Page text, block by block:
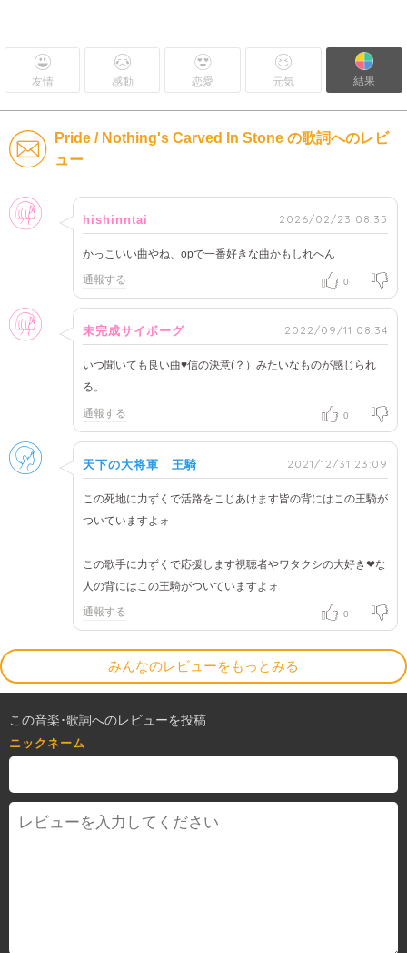
友情 感動 恋愛 元気 結果
Pride / Nothing's Carved In Stone の歌詞へのレビ
ュー
女性
hishinntai 2026/02/23 08:35
かっこいい曲やね、opで一番好きな曲かもしれへん
通報する 0
女性
未完成サイボーグ 2022/09/11 08:34
いつ聞いても良い曲♥️信の決意(？）みたいなものが感じられ
る。
通報する 0
男性
天下の大将軍 王騎 2021/12/31 23:09
この死地に力ずくで活路をこじあけます皆の背にはこの王騎が
ついていますよォ
この歌手に力ずくで応援します視聴者やワタクシの大好き❤な
人の背にはこの王騎がついていますよォ
通報する 0
みんなのレビューをもっとみる
この音楽･歌詞へのレビューを投稿
ニックネーム